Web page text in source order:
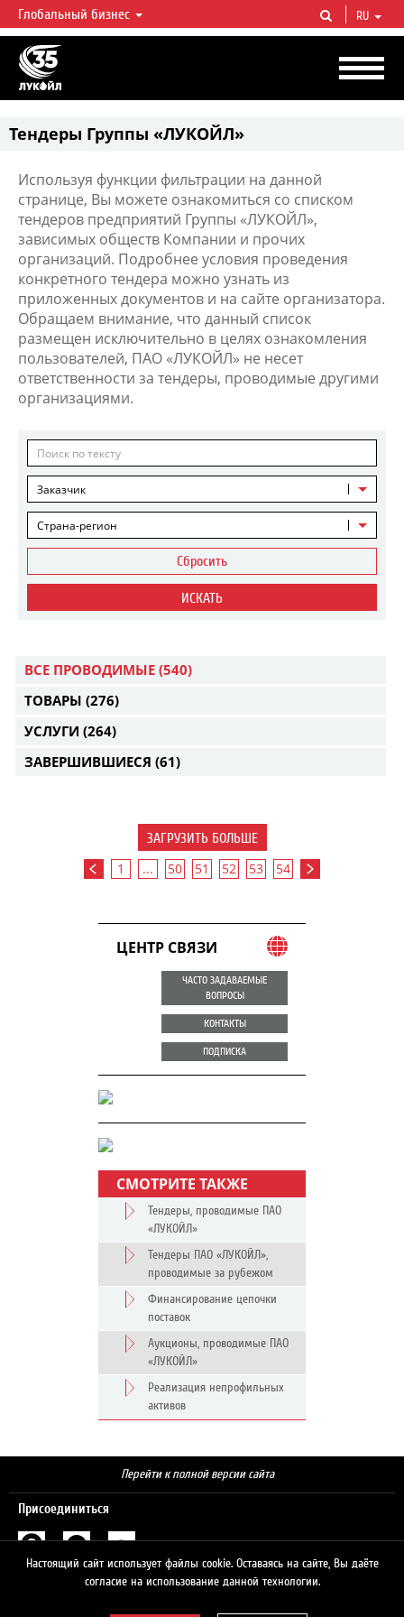
ЛУКОЙЛ СЕГОДНЯ
ЛУКОЙЛ — одна из крупнейших вертикально интегрированных
нефтегазовых компаний в мире, на долю которой приходится более 2%
мировой добычи нефти и около 1% доказанных запасов углеводородов.
Глобальный бизнес RU
Тендеры Группы «ЛУКОЙЛ»
Используя функции фильтрации на данной
странице, Вы можете ознакомиться со списком
тендеров предприятий Группы «ЛУКОЙЛ»,
зависимых обществ Компании и прочих
организаций. Подробнее условия проведения
конкретного тендера можно узнать из
приложенных документов и на сайте организатора.
Обращаем внимание, что данный список
размещен исключительно в целях ознакомления
пользователей, ПАО «ЛУКОЙЛ» не несет
ответственности за тендеры, проводимые другими
организациями.
Заказчик
Страна-регион
Сбросить
ИСКАТЬ
ВСЕ ПРОВОДИМЫЕ (540)
ТОВАРЫ (276)
УСЛУГИ (264)
ЗАВЕРШИВШИЕСЯ (61)
ЗАГРУЗИТЬ БОЛЬШЕ
1 ... 50 51 52 53 54
ЦЕНТР СВЯЗИ
ЧАСТО ЗАДАВАЕМЫЕ
ВОПРОСЫ
КОНТАКТЫ
ПОДПИСКА
СМОТРИТЕ ТАКЖЕ
Тендеры, проводимые ПАО
«ЛУКОЙЛ»
Тендеры ПАО «ЛУКОЙЛ»,
проводимые за рубежом
Финансирование цепочки
поставок
Аукционы, проводимые ПАО
«ЛУКОЙЛ»
Реализация непрофильных
активов
Перейти к полной версии сайта
Присоединиться
Настоящий сайт использует файлы cookie. Оставаясь на сайте, Вы даёте
согласие на использование данной технологии.